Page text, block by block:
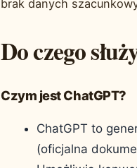
brak danych
Do czego
Czym jest ChatGPT?
ChatGPT to
(oficjalna